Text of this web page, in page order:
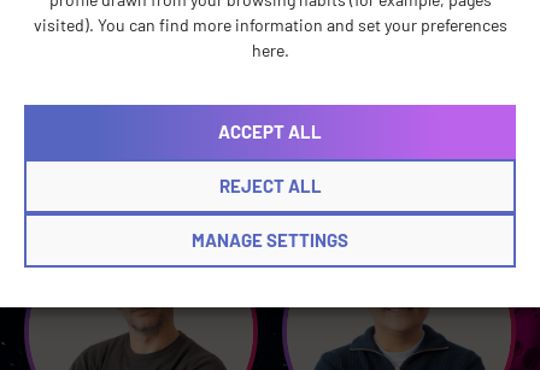
visited). You can find more information and set your preferences
here.
ACCEPT ALL
REJECT ALL
MANAGE SETTINGS
業務執行担当リーダー